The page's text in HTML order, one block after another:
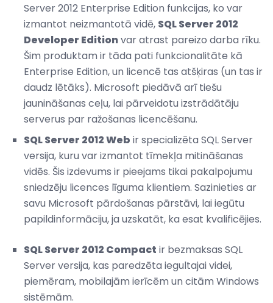
Server 2012 Enterprise Edition funkcijas, ko var
izmantot neizmantotā vidē, SQL Server 2012
Developer Editionvar atrast pareizo darba rīku.
Šim produktam ir tāda pati funkcionalitāte kā
Enterprise Edition, un licencē tas atšķiras (un tas ir
daudz lētāks). Microsoft piedāvā arī tiešu
jaunināšanas ceļu, lai pārveidotu izstrādātāju
serverus par ražošanas licencēšanu.
SQL Server 2012 Web ir specializēta SQL Server
versija, kuru var izmantot tīmekļa mitināšanas
vidēs. Šis izdevums ir pieejams tikai pakalpojumu
sniedzēju licences līguma klientiem. Sazinieties ar
savu Microsoft pārdošanas pārstāvi, lai iegūtu
papildinformāciju, ja uzskatāt, ka esat kvalificējies.
SQL Server 2012 Compact ir bezmaksas SQL
Server versija, kas paredzēta iegultajai videi,
piemēram, mobilajām ierīcēm un citām Windows
sistēmām.